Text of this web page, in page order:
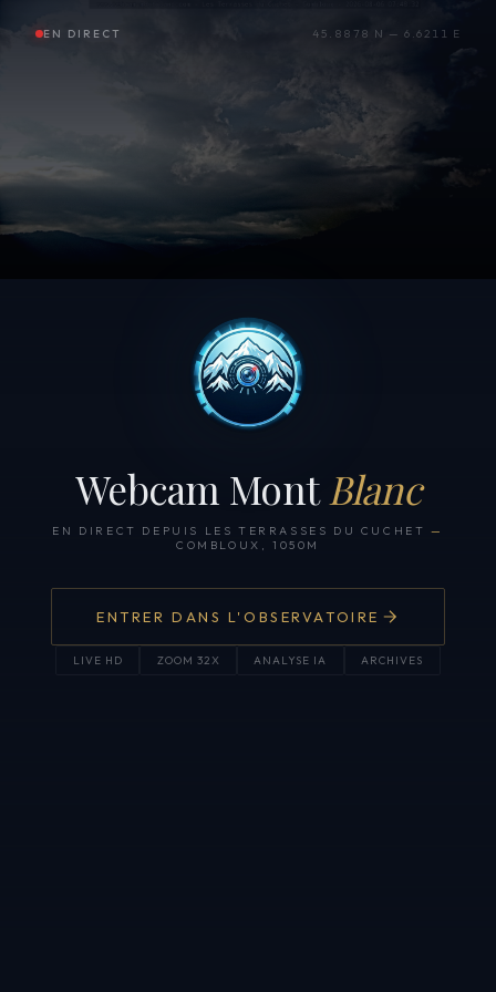
EN DIRECT 45.8878 N — 6.6211 E
Webcam Mont Blanc
EN DIRECT DEPUIS LES TERRASSES DU CUCHET —
COMBLOUX, 1050M
ENTRER DANS L'OBSERVATOIRE
LIVE HD ZOOM 32X ANALYSE IA ARCHIVES